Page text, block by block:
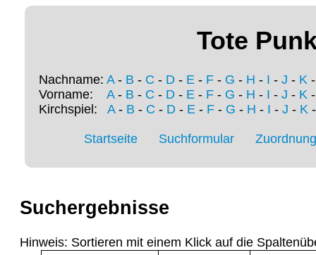
Tote
Nachname: A- B - C - D - E - F - G - H - I - J - K
Vorname: A- B - C - D - E - F - G - H - I - J - K
Kirchspiel: A- B - C - D- E- F- G - H - I - J - K
Startseite Suchformular
Suchergebnisse
Hinweis: Sortieren mit einem Klick auf die